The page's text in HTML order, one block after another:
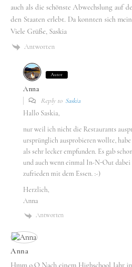
auch als die schönste Abwechslung auf
den Staaten erlebt. Da konnten sich
Viele Grüße, Saskia
Antworten
Autor
Anna
Reply to Saskia
Hallo Saskia,
nur weil ich nicht die Restaurants
ursprünglich ausprobieren wollte,
als sehr lecker empfunden. Es gab
und auch wenn einmal In-N-Out dabei
zufrieden mit dem Essen. :-)
Herzlich,
Anna
Antworten
Anna
Hmm o.O Nach einem Highschool Jahr